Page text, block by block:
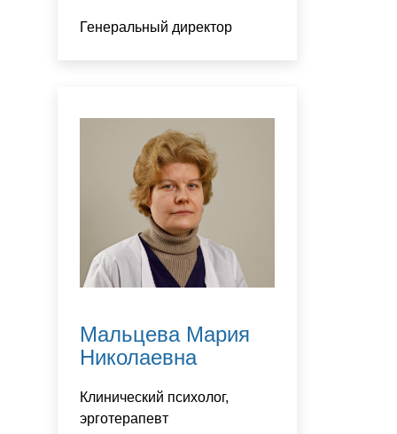
Генеральный директор
Мальцева Мария
Николаевна
Клинический психолог,
эрготерапевт